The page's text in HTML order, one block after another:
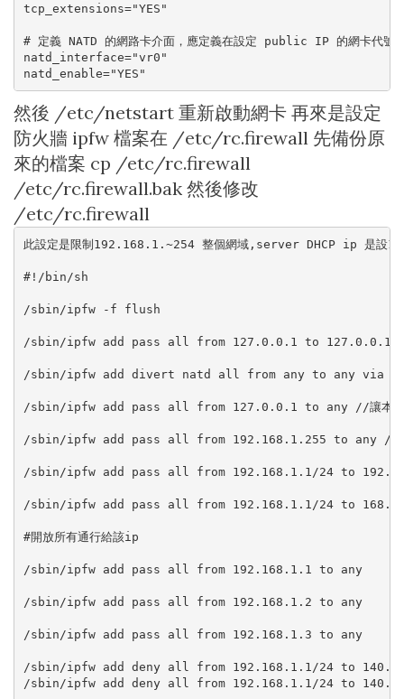
tcp_extensions="YES"
# 定義 NATD 的網路卡介面，應定義在設定 public IP 的網卡代號
natd_interface="vr0"
然後 /etc/netstart 重新啟動網卡 再來是設定
防火牆 ipfw 檔案在 /etc/rc.firewall 先備份原
來的檔案 cp /etc/rc.firewall
/etc/rc.firewall.bak 然後修改
/etc/rc.firewall
此設定是限制192.168.1.~254 整個網域,server DHCP ip 是設
#!/bin/sh
/sbin/ipfw -f flush
/sbin/ipfw add pass all from 127.0.0.1 to 127.0.0.1 //設
/sbin/ipfw add divert natd all from any to any via rl0
/sbin/ipfw add pass all from 127.0.0.1 to any //讓本機可
/sbin/ipfw add pass all from 192.168.1.255 to any //如果
/sbin/ipfw add pass all from 192.168.1.1/24 to
/sbin/ipfw add pass all from 192.168.1.1/24 to
#開放所有通行給該ip
/sbin/ipfw add pass all from 192.168.1.1 to any
/sbin/ipfw add pass all from 192.168.1.2 to any
/sbin/ipfw add pass all from 192.168.1.3 to any
/sbin/ipfw add deny all from 192.168.1.1/24 to
/sbin/ipfw add deny all from 192.168.1.1/24 to